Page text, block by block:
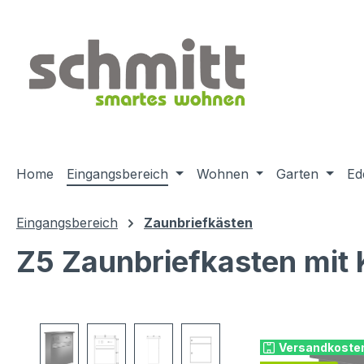
Home Eingangsbereich Wohnen Garten
Eingangsbereich Zaunbriefkästen
Z5 Zaunbriefkasten mit